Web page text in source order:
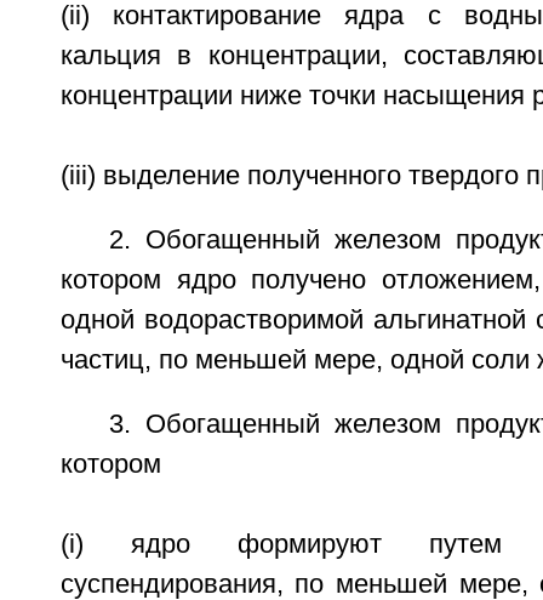
(ii) контактирование ядра с
кальция в концентрации,
концентрации ниже точки насыщения
(iii) выделение полученного твердого
2. Обогащенный железом
котором ядро получено
одной водорастворимой альгинатной
частиц, по меньшей мере, одной соли
3. Обогащенный железом
котором
(i) ядро формируют путем
суспендирования, по меньшей мере,